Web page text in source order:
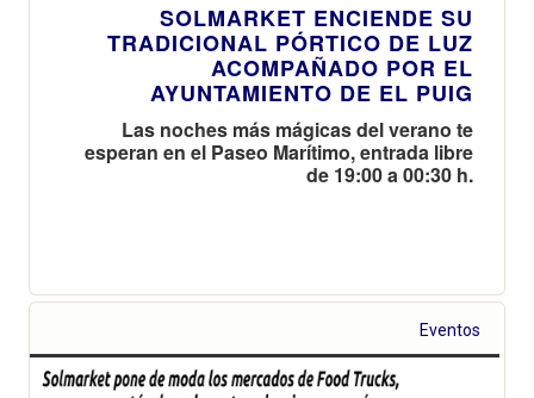
SOLMARKET ENCIENDE SU
TRADICIONAL PÓRTICO DE LUZ
ACOMPAÑADO POR EL
AYUNTAMIENTO DE EL PUIG
Las noches más mágicas del verano te
esperan en el Paseo Marítimo, entrada libre
de 19:00 a 00:30 h.
Eventos